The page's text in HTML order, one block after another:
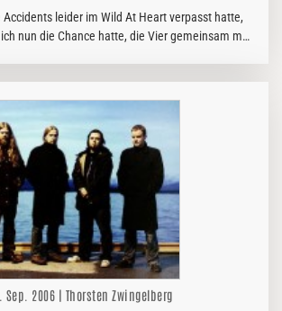
leider im Wild At Heart verpasst hatte,
nun die Chance hatte, die Vier gemeinsam mit
Sep. 2006 | Thorsten Zwingelberg